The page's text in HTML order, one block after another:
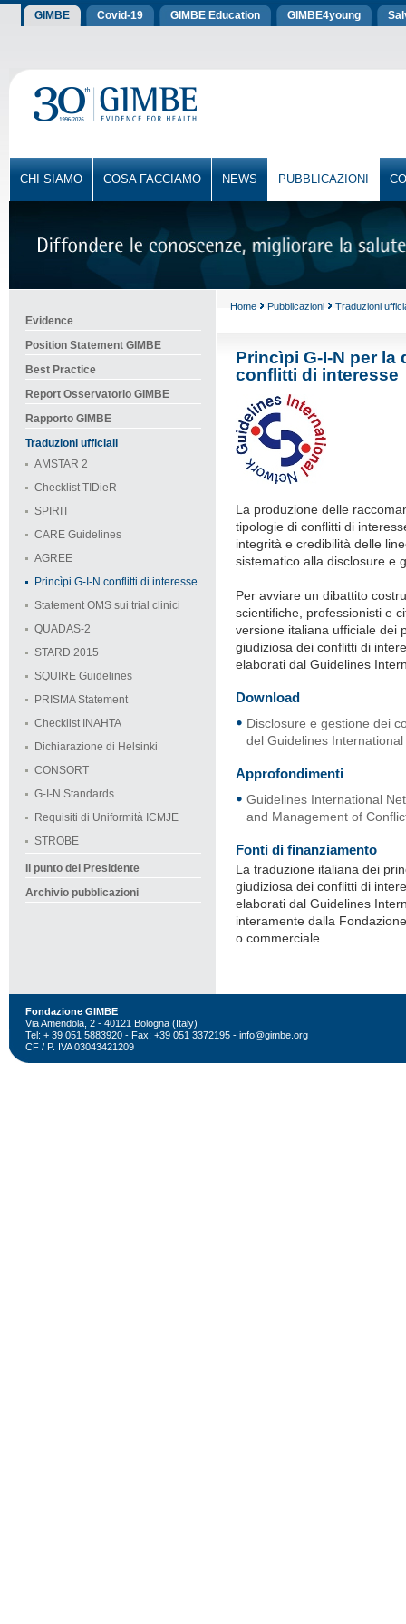
GIMBE Covid-19 GIMBE Education GIMBE4young
CHI SIAMO COSA FACCIAMO NEWS PUBBLICAZIONI
Evidence
Position Statement GIMBE
Best Practice
Report Osservatorio GIMBE
Rapporto GIMBE
Traduzioni ufficiali
AMSTAR 2
Checklist TIDieR
SPIRIT
CARE Guidelines
AGREE
Princìpi G-I-N conflitti di interesse
Statement OMS sui trial clinici
QUADAS-2
STARD 2015
SQUIRE Guidelines
PRISMA Statement
Checklist INAHTA
Dichiarazione di Helsinki
CONSORT
G-I-N Standards
Requisiti di Uniformità ICMJE
STROBE
Il punto del Presidente
Archivio pubblicazioni
Home Pubblicazioni Traduzioni
Princìpi G-I-N per
conflitti di interesse
La produzione delle
tipologie di conflitti di
integrità e credibilità delle
sistematico alla disclosure e
Per avviare un dibattito
scientifiche, professionisti e
versione italiana ufficiale dei
giudiziosa dei conflitti di
elaborati dal Guidelines
Download
Disclosure e gestione dei
del Guidelines
Approfondimenti
Guidelines International
and Management of
Fonti di finanziamento
La traduzione italiana dei
giudiziosa dei conflitti di
elaborati dal Guidelines
interamente dalla
o commerciale.
Fondazione GIMBE
Via Amendola, 2 - 40121 Bologna (Italy)
Tel: + 39 051 5883920 - Fax: +39 051 3372195 - info@gimbe.org
CF / P. IVA 03043421209